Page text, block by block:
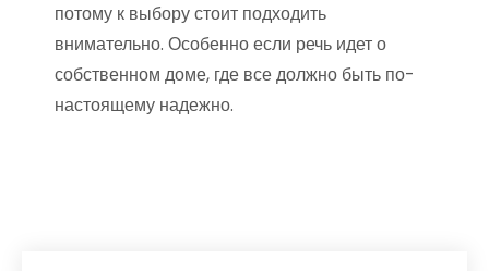
потому к выбору стоит подходить
внимательно. Особенно если речь идет о
собственном доме, где все должно быть по-
настоящему надежно.